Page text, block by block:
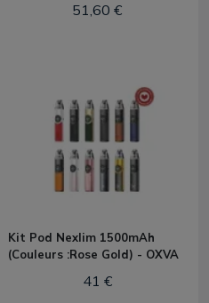
51,60 €
Kit Pod Nexlim 1500mAh
(Couleurs :Rose Gold) - OXVA
41 €